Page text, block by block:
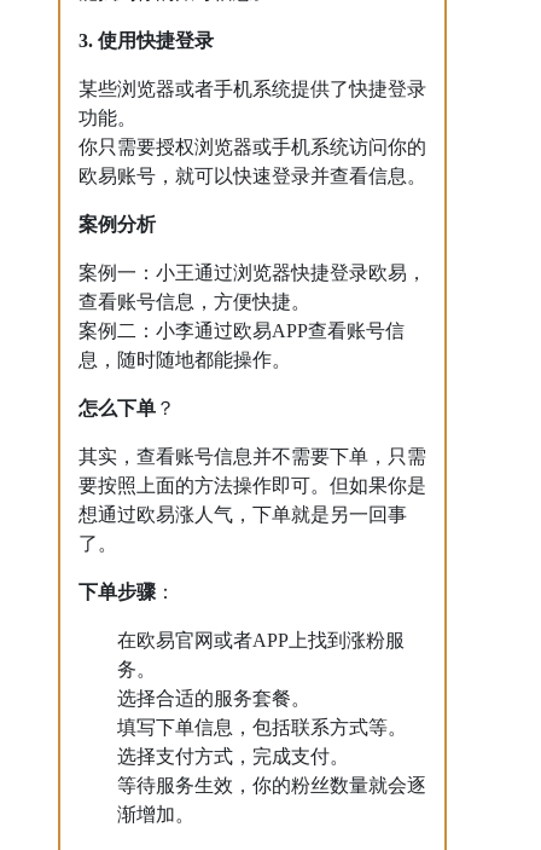
3. 使用快捷登录
某些浏览器或者手机系统提供了快捷登录
功能。
你只需要授权浏览器或手机系统访问你的
欧易账号，就可以快速登录并查看信息。
案例分析
案例一：小王通过浏览器快捷登录欧易，
查看账号信息，方便快捷。
案例二：小李通过欧易APP查看账号信
息，随时随地都能操作。
怎么下单 ？
其实，查看账号信息并不需要下单，只需
要按照上面的方法操作即可。但如果你是
想通过欧易涨人气，下单就是另一回事
了。
下单步骤 ：
在欧易官网或者APP上找到涨粉服
务。
选择合适的服务套餐。
填写下单信息，包括联系方式等。
选择支付方式，完成支付。
等待服务生效，你的粉丝数量就会逐
渐增加。